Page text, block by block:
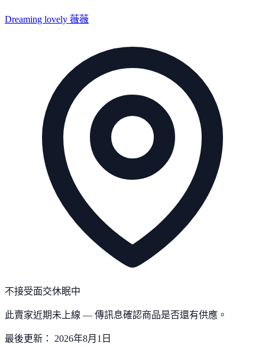
Dreaming lovely 薇薇
不接受面交休眠中
此賣家近期未上線 — 傳訊息確認商品是否還有供應。
最後更新： 2026年8月1日